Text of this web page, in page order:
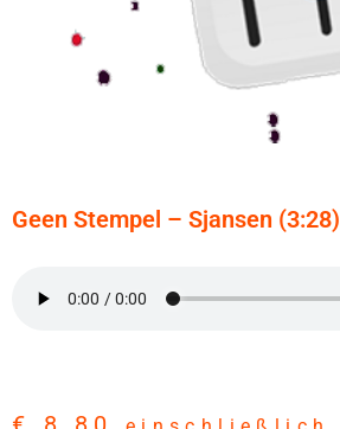
Geen Stempel – Sjansen (3:28)